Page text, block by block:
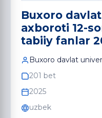
Buxoro
axboroti 12-
tabiiy fanlar
Buxoro davlat
201 bet
2025
uzbek